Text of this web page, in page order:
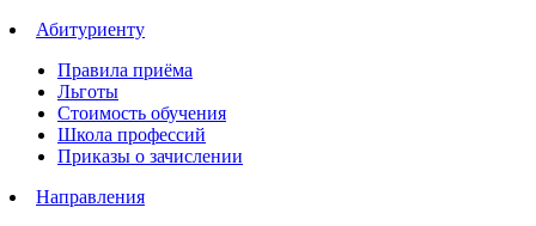
Абитуриенту
Правила приёма
Льготы
Стоимость обучения
Школа профессий
Приказы о зачислении
Направления